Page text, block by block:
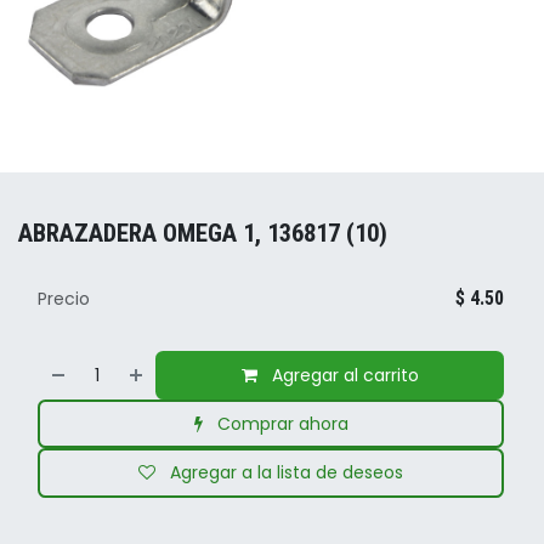
ABRAZADERA OMEGA 1, 136817 (10)
Agregar al carrito
Comprar ahora
Agregar a la lista de deseos
Precio $ 4.50